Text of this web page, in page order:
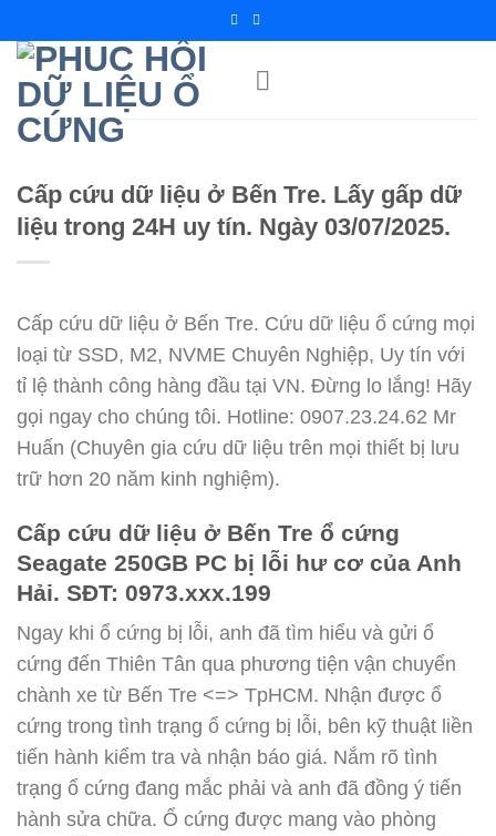
đến
dung
Cấp cứu dữ liệu ở Bến Tre. Lấy gấp dữ
liệu trong 24H uy tín. Ngày 03/07/2025.
Cấp cứu dữ liệu ở Bến Tre. Cứu dữ liệu ổ cứng mọi
loại từ SSD, M2, NVME Chuyên Nghiệp, Uy tín với
tỉ lệ thành công hàng đầu tại VN. Đừng lo lắng! Hãy
gọi ngay cho chúng tôi. Hotline: 0907.23.24.62 Mr
Huấn (Chuyên gia cứu dữ liệu trên mọi thiết bị lưu
trữ hơn 20 năm kinh nghiệm).
Cấp cứu dữ liệu ở Bến Tre ổ cứng
Seagate 250GB PC bị lỗi hư cơ của Anh
Hải. SĐT: 0973.xxx.199
Ngay khi ổ cứng bị lỗi, anh đã tìm hiểu và gửi ổ
cứng đến Thiên Tân qua phương tiện vận chuyển
chành xe từ Bến Tre <=> TpHCM. Nhận được ổ
cứng trong tình trạng ổ cứng bị lỗi, bên kỹ thuật liền
tiến hành kiểm tra và nhận báo giá. Nắm rõ tình
trạng ổ cứng đang mắc phải và anh đã đồng ý tiến
hành sửa chữa. Ổ cứng được mang vào phòng